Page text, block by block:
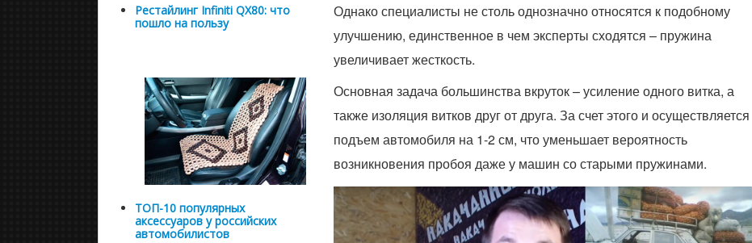
Рестайлинг Infiniti QX80: что
пошло на пользу
ТОП-10 популярных
аксессуаров у российских
автомобилистов
Однако специалисты не столь однозначно относятся к подобному
улучшению, единственное в чем эксперты сходятся – пружина
увеличивает жесткость.
Основная задача большинства вкруток – усиление одного витка, а
также изоляция витков друг от друга. За счет этого и осуществляется
подъем автомобиля на 1-2 см, что уменьшает вероятность
возникновения пробоя даже у машин со старыми пружинами.